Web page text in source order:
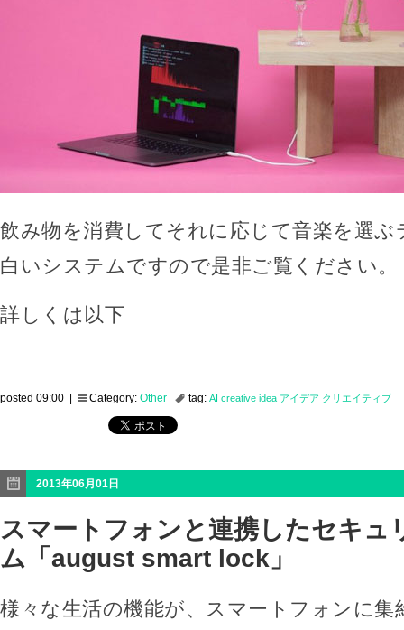
飲み物を消費してそれに応じて音楽を選ぶ
白いシステムですので是非ご覧ください。
詳しくは以下
posted 09:00 | Category: Other tag: AI creative idea アイデア クリエイティブ
2013年06月01日
スマートフォンと連携したセキュ
ム「august smart lock」
様々な生活の機能が、スマートフォンに集